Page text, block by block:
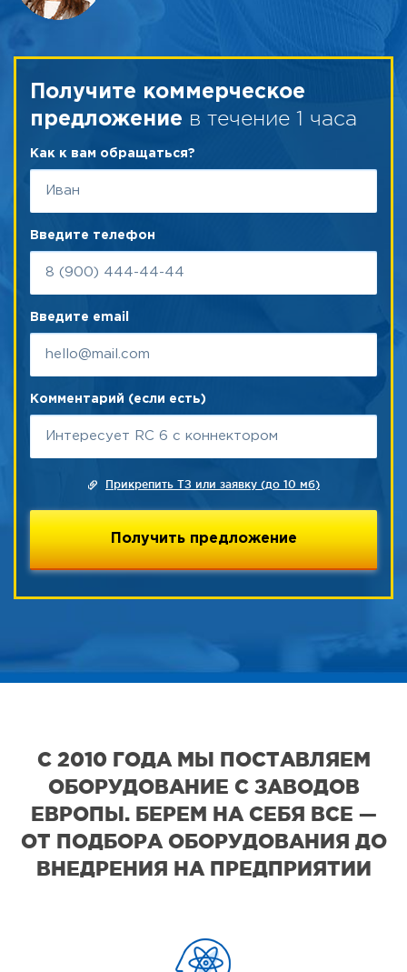
Получите коммерческое
предложение в течение 1 часа
Как к вам обращаться?
Введите телефон
Введите email
Комментарий (если есть)
Прикрепить ТЗ или заявку (до 10 мб)
С 2010 ГОДА МЫ ПОСТАВЛЯЕМ
ОБОРУДОВАНИЕ С ЗАВОДОВ
ЕВРОПЫ. БЕРЕМ НА СЕБЯ ВСЕ —
ОТ ПОДБОРА ОБОРУДОВАНИЯ ДО
ВНЕДРЕНИЯ НА ПРЕДПРИЯТИИ